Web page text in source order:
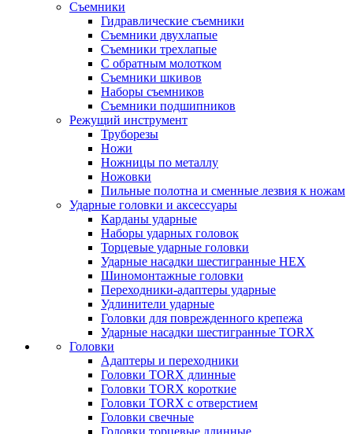
Съемники
Гидравлические съемники
Съемники двухлапые
Съемники трехлапые
С обратным молотком
Съемники шкивов
Наборы съемников
Съемники подшипников
Режущий инструмент
Труборезы
Ножи
Ножницы по металлу
Ножовки
Пильные полотна и сменные лезвия к ножам
Ударные головки и аксессуары
Карданы ударные
Наборы ударных головок
Торцевые ударные головки
Ударные насадки шестигранные HEX
Шиномонтажные головки
Переходники-адаптеры ударные
Удлинители ударные
Головки для поврежденного крепежа
Ударные насадки шестигранные TORX
Головки
Адаптеры и переходники
Головки TORX длинные
Головки TORX короткие
Головки TORX с отверстием
Головки свечные
Головки торцевые длинные